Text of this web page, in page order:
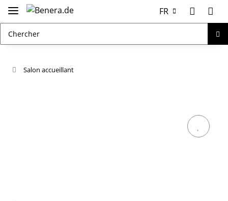
FR
Salon accueillant